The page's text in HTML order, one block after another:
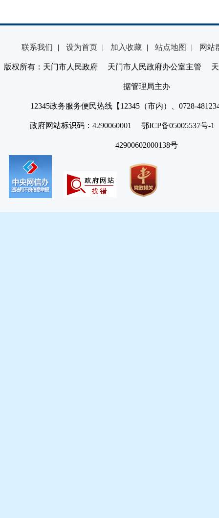
联系我们 | 设为首页 | 加入收藏 | 站点地图 | 网站
版权所有：天门市人民政府 天门市人民政府办公室主管 天
据管理局主办
12345政务服务便民热线【12345（市内）、0728-
政府网站标识码：4290060001 鄂ICP备05005537号
42900602000138号